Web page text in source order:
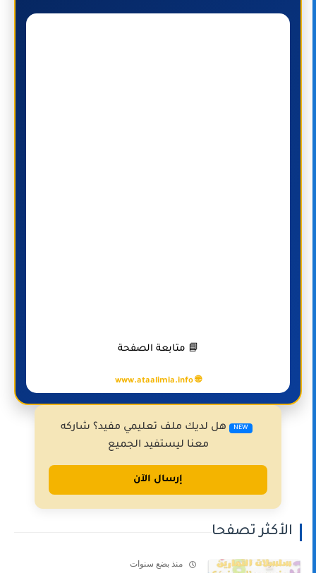
📘 متابعة الصفحة
🌐 www.ataalimia.info
NEW
هل لديك ملف تعليمي مفيد؟ شاركه
معنا ليستفيد الجميع
إرسال الآن
الأكثر تصفحا
منذ بضع سنوات